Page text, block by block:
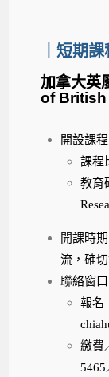
｜短期
加拿大英
of British
開設課程
課程
教育
開課時
流，確
聯絡窗口
報名
繳費
5465